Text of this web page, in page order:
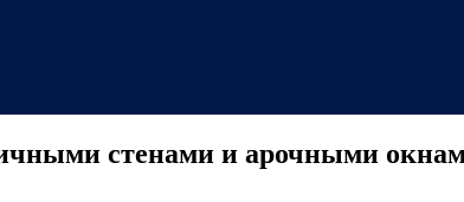
стенами и арочными